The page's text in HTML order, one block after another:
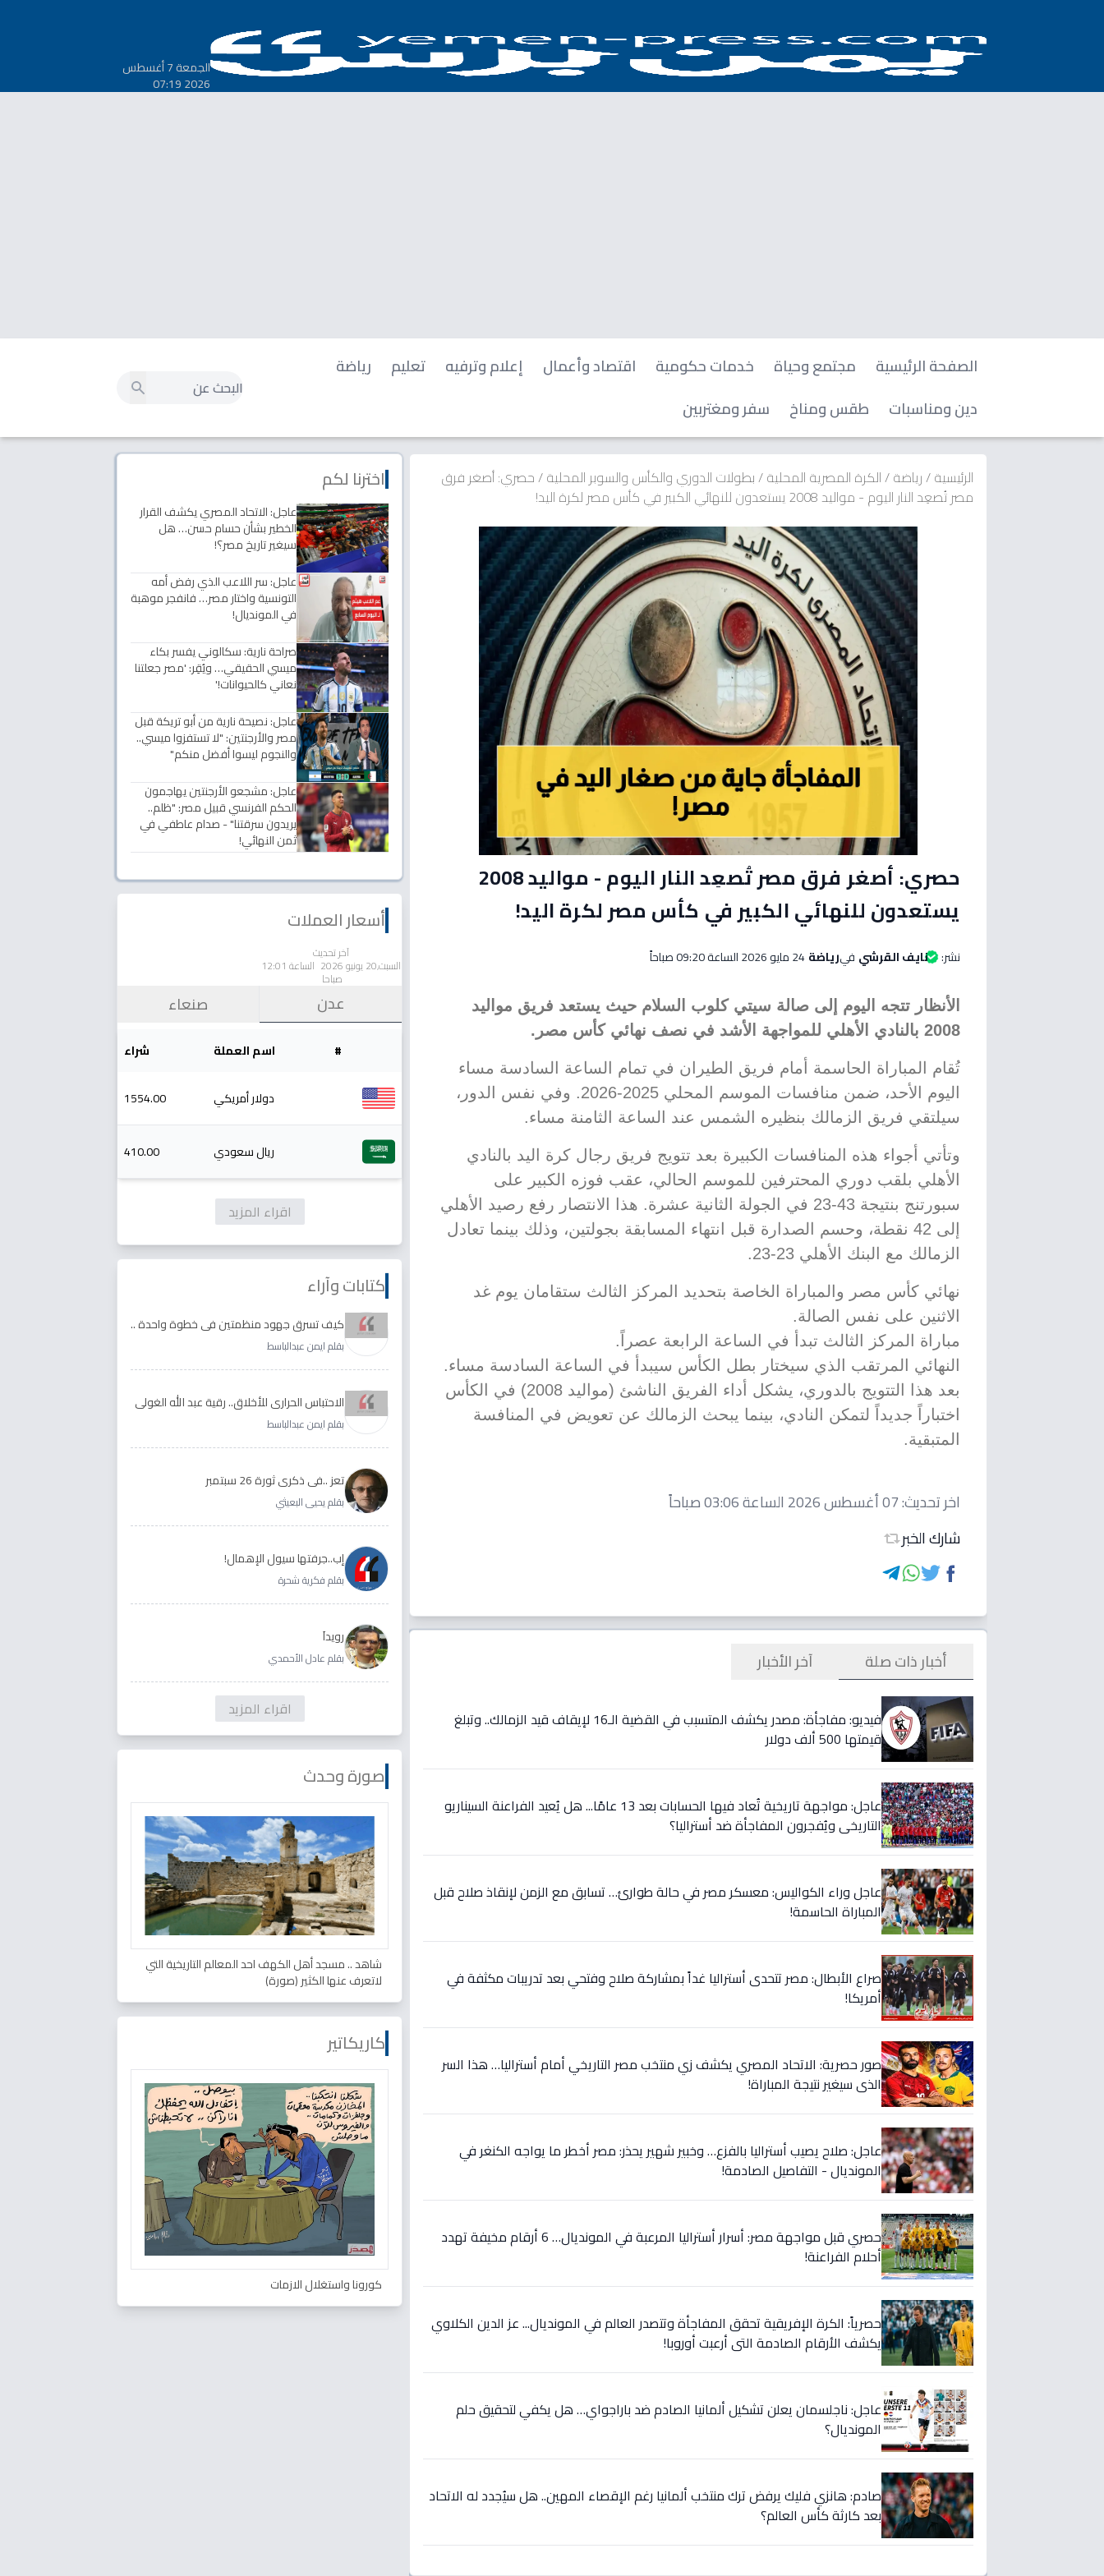
الجمعة 7 أغسطس
2026 07:19
الصفحة الرئيسية مجتمع وحياة خدمات حكومية اقتصاد وأعمال إعلام وترفيه تعليم
رياضة
دين ومناسبات
طقس ومناخ سفر ومغتربين
الرئيسية/رياضة/الكرة المصرية المحلية/بطولات الدوري والكأس والسوبر المحلية/حصري: أصغر فرق
مصر تُصعِد النار اليوم - مواليد 2008 يستعدون للنهائي الكبير في كأس مصر لكرة اليد!
حصري: أصغر فرق مصر تُصعِد النار اليوم - مواليد 2008
يستعدون للنهائي الكبير في كأس مصر لكرة اليد!
نشر: نايف القرشي فيرياضة24 مايو 2026 الساعة 09:20 صباحاً
الأنظار تتجه اليوم إلى صالة سيتي كلوب السلام حيث يستعد فريق مواليد
2008 بالنادي الأهلي للمواجهة الأشد في نصف نهائي كأس مصر.
تُقام المباراة الحاسمة أمام فريق الطيران في تمام الساعة السادسة مساء
اليوم الأحد، ضمن منافسات الموسم المحلي 2025-2026. وفي نفس الدور،
سيلتقي فريق الزمالك بنظيره الشمس عند الساعة الثامنة مساء.
وتأتي أجواء هذه المنافسات الكبيرة بعد تتويج فريق رجال كرة اليد بالنادي
الأهلي بلقب دوري المحترفين للموسم الحالي، عقب فوزه الكبير على
سبورتنج بنتيجة 43-23 في الجولة الثانية عشرة. هذا الانتصار رفع رصيد الأهلي
إلى 42 نقطة، وحسم الصدارة قبل انتهاء المسابقة بجولتين، وذلك بينما تعادل
الزمالك مع البنك الأهلي 23-23.
نهائي كأس مصر والمباراة الخاصة بتحديد المركز الثالث ستقامان يوم غد
الاثنين على نفس الصالة.
مباراة المركز الثالث تبدأ في الساعة الرابعة عصراً.
النهائي المرتقب الذي سيختار بطل الكأس سيبدأ في الساعة السادسة مساء.
بعد هذا التتويج بالدوري، يشكل أداء الفريق الناشئ (مواليد 2008) في الكأس
اختباراً جديداً لتمكن النادي، بينما يبحث الزمالك عن تعويض في المنافسة
المتبقية.
اخر تحديث:07 أغسطس 2026 الساعة 03:06 صباحاً
شارك الخبر
أخبار ذات صلة آخر الأخبار
فيديو: مفاجأة: مصدر يكشف المتسبب في القضية الـ16 لإيقاف قيد الزمالك.. وتبلغ
قيمتها 500 ألف دولار
عاجل: مواجهة تاريخية تُعاد فيها الحسابات بعد 13 عامًا... هل يُعيد الفراعنة السيناريو
التاريخي ويُفجرون المفاجأة ضد أستراليا؟
عاجل وراء الكواليس: معسكر مصر في حالة طوارئ… تسابق مع الزمن لإنقاذ صلاح قبل
المباراة الحاسمة!
صراع الأبطال: مصر تتحدى أستراليا غداً بمشاركة صلاح وفتحي بعد تدريبات مكثفة في
أمريكا!
صور حصرية: الاتحاد المصري يكشف زي منتخب مصر التاريخي أمام أستراليا… هذا السر
الذي سيغير نتيجة المباراة!
عاجل: صلاح يصيب أستراليا بالفزع… وخبير شهير يحذر: مصر أخطر ما يواجه الكنغر في
المونديال - التفاصيل الصادمة!
حصري قبل مواجهة مصر: أسرار أستراليا المرعبة في المونديال… 6 أرقام مخيفة تهدد
أحلام الفراعنة!
حصرياً: الكرة الإفريقية تحقق المفاجأة وتتصدر العالم في المونديال... عز الدين الكلاوي
يكشف الأرقام الصادمة التي أرعبت أوروبا!
عاجل: ناجلسمان يعلن تشكيل ألمانيا الصادم ضد باراجواي… هل يكفي لتحقيق حلم
المونديال؟
صادم: هانزي فليك يرفض ترك منتخب ألمانيا رغم الإقصاء المهين.. هل سيُجدد له الاتحاد
بعد كارثة كأس العالم؟
اخترنا لكم
عاجل: الاتحاد المصري يكشف القرار
الخطير بشأن حسام حسن… هل
سيغير تاريخ مصر؟!
عاجل: سر اللاعب الذي رفض أمه
التونسية واختار مصر… فانفجر موهبة
في المونديال!
صراحة نارية: سكالوني يفسر بكاء
ميسي الحقيقي… ويُقِر: 'مصر جعلتنا
نعاني كالحيوانات!'
عاجل: نصيحة نارية من أبو تريكة قبل
مصر والأرجنتين: "لا تستفزوا ميسي..
والنجوم ليسوا أفضل منكم"
عاجل: مشجعو الأرجنتين يهاجمون
الحكم الفرنسي قبيل مصر: "ظلم..
يريدون سرقتنا" - صدام عاطفي في
ثمن النهائي!
أسعار العملات
آخر تحديث
السبت,20 يونيو 2026 الساعة 12:01
صباحا
عدن صنعاء
# اسم العملة شراء
دولار أمريكي 1554.00
ريال سعودي 410.00
اقراء المزيد
كتابات وآراء
كيف تسرق جهود منظمتين في خطوة واحدة ..
الأجابة لدى رقية عبد الله الغولي وغدير طيره
بقلم ايمن عبدالباسط
الاحتباس الحراري للأخلاق.. رقية عبد الله الغولي
وغدير طيره نموذجا
بقلم ايمن عبدالباسط
تعز ..في ذكرى ثورة 26 سبتمبر
بقلم يحيى البعيثي
إب..جرفتها سيول الإهمال!
بقلم فكرية شحرة
رويداَ
بقلم عادل الأحمدي
اقراء المزيد
صورة وحدث
شاهد .. مسجد أهل الكهف احد المعالم التاريخية التي
لاتعرف عنها الكثير (صورة)
كاريكاتير
كورونا واستغلال الازمات